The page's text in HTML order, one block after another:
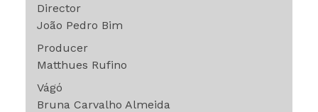
Director
João Pedro Bim
Producer
Matthues Rufino
Vágó
Bruna Carvalho Almeida